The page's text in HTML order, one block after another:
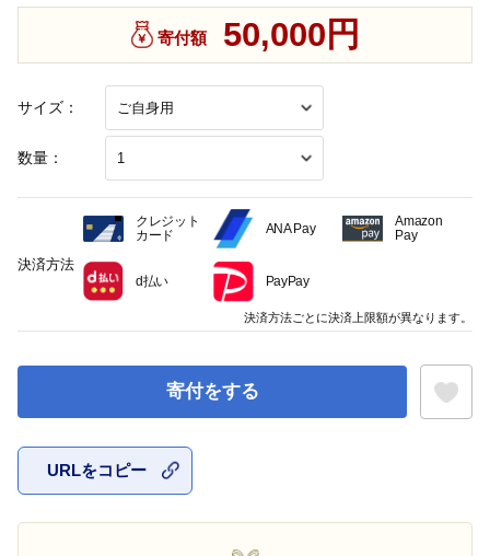
サイズ：
数量：
寄付額 50,000円
寄付をする
URLをコピー
決済方法
クレジット
カード
ANA Pay
Amazon
Pay
d払い PayPay
決済方法ごとに決済上限額が異なります。